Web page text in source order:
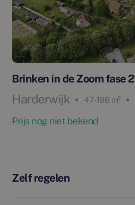
Brinken in de Zoom fase 2
Harderwijk 47 - 196 m²
Prijs nog niet bekend
Zelf regelen